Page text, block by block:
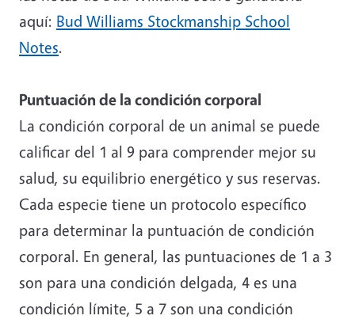
aquí: Bud Williams Stockmanship School
Notes.
Puntuación de la condición corporal
La condición corporal de un animal se puede
calificar del 1 al 9 para comprender mejor su
salud, su equilibrio energético y sus reservas.
Cada especie tiene un protocolo específico
para determinar la puntuación de condición
corporal. En general, las puntuaciones de 1 a 3
son para una condición delgada, 4 es una
condición límite, 5 a 7 son una condición